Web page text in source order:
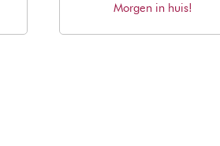
prijs
prijs
Morgen in huis!